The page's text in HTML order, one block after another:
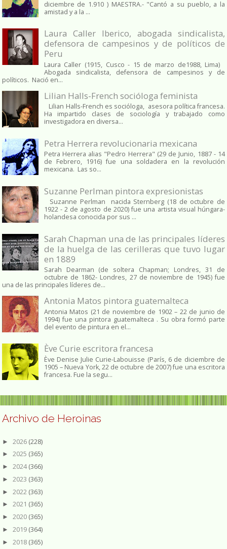
diciembre de 1.910 ) MAESTRA.- "Cantó a su pueblo, a la
amistad y a la ...
Laura Caller Iberico, abogada sindicalista,
defensora de campesinos y de políticos de
Peru
Laura Caller (1915, Cusco - 15 de marzo de1988, Lima)
Abogada sindicalista, defensora de campesinos y de
políticos. Nació en...
Lilian Halls-French socióloga feminista
Lilian Halls-French es socióloga, asesora política francesa.
Ha impartido clases de sociología y trabajado como
investigadora en diversa...
Petra Herrera revolucionaria mexicana
Petra Herrera alias "Pedro Herrera" (29 de Junio, 1887 - 14
de Febrero, 1916) fue una soldadera en la revolución
mexicana. Las so...
Suzanne Perlman pintora expresionistas
Suzanne Perlman nacida Sternberg (18 de octubre de
1922 - 2 de agosto de 2020) fue una artista visual húngara-
holandesa conocida por sus ...
Sarah Chapman una de las principales líderes
de la huelga de las cerilleras que tuvo lugar
en 1889
Sarah Dearman (de soltera Chapman; Londres, 31 de
octubre de 1862​- Londres, 27 de noviembre de 1945)​ fue
una de las principales líderes de...
Antonia Matos pintora guatemalteca
Antonia Matos (21 de noviembre de 1902 – 22 de junio de
1994) fue una pintora guatemalteca . Su obra formó parte
del evento de pintura en el...
Ève Curie escritora francesa
Ève Denise Julie Curie-Labouisse (París, 6 de diciembre de
1905 – Nueva York, 22 de octubre de 2007) fue una escritora
francesa. Fue la segu...
Archivo de Heroinas
► 2026 (228)
► 2025 (365)
► 2024(366)
► 2023 (363)
► 2022 (363)
► 2021 (365)
► 2020 (365)
► 2019 (364)
► 2018 (365)